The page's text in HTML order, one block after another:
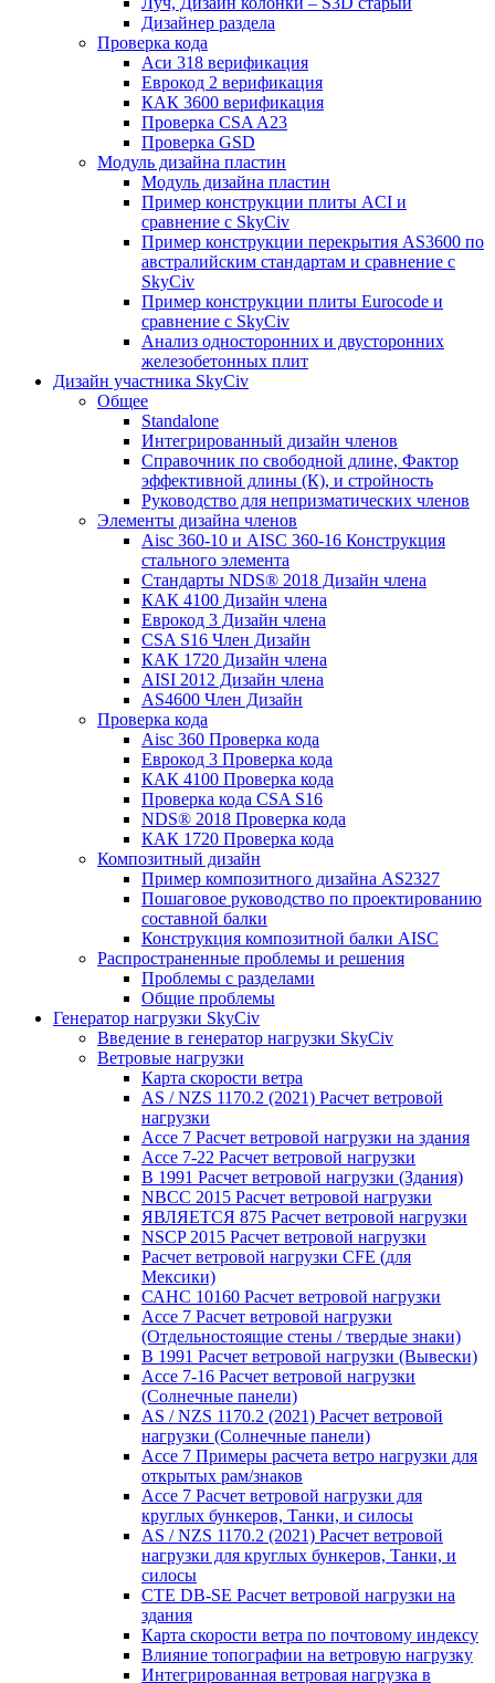
Дизайнер раздела
Проверка кода
Аси 318 верификация
Еврокод 2 верификация
КАК 3600 верификация
Проверка CSA A23
Проверка GSD
Модуль дизайна пластин
Модуль дизайна пластин
Пример конструкции плиты ACI и
сравнение с SkyCiv
Пример конструкции перекрытия AS3600 по
австралийским стандартам и сравнение с
SkyCiv
Пример конструкции плиты Eurocode и
сравнение с SkyCiv
Анализ односторонних и двусторонних
железобетонных плит
Дизайн участника SkyCiv
Общее
Standalone
Интегрированный дизайн членов
Справочник по свободной длине, Фактор
эффективной длины (К), и стройность
Руководство для непризматических членов
Элементы дизайна членов
Aisc 360-10 и AISC 360-16 Конструкция
стального элемента
Стандарты NDS® 2018 Дизайн члена
КАК 4100 Дизайн члена
Еврокод 3 Дизайн члена
CSA S16 Член Дизайн
КАК 1720 Дизайн члена
AISI 2012 Дизайн члена
AS4600 Член Дизайн
Проверка кода
Aisc 360 Проверка кода
Еврокод 3 Проверка кода
КАК 4100 Проверка кода
Проверка кода CSA S16
NDS® 2018 Проверка кода
КАК 1720 Проверка кода
Композитный дизайн
Пример композитного дизайна AS2327
Пошаговое руководство по проектированию
составной балки
Конструкция композитной балки AISC
Распространенные проблемы и решения
Проблемы с разделами
Общие проблемы
Генератор нагрузки SkyCiv
Введение в генератор нагрузки SkyCiv
Ветровые нагрузки
Карта скорости ветра
AS / NZS 1170.2 (2021) Расчет ветровой
нагрузки
Ассе 7 Расчет ветровой нагрузки на здания
Ассе 7-22 Расчет ветровой нагрузки
В 1991 Расчет ветровой нагрузки (Здания)
NBCC 2015 Расчет ветровой нагрузки
ЯВЛЯЕТСЯ 875 Расчет ветровой нагрузки
NSCP 2015 Расчет ветровой нагрузки
Расчет ветровой нагрузки CFE (для
Мексики)
САНС 10160 Расчет ветровой нагрузки
Ассе 7 Расчет ветровой нагрузки
(Отдельностоящие стены / твердые знаки)
В 1991 Расчет ветровой нагрузки (Вывески)
Ассе 7-16 Расчет ветровой нагрузки
(Солнечные панели)
AS / NZS 1170.2 (2021) Расчет ветровой
нагрузки (Солнечные панели)
Ассе 7 Примеры расчета ветро нагрузки для
открытых рам/знаков
Ассе 7 Расчет ветровой нагрузки для
круглых бункеров, Танки, и силосы
AS / NZS 1170.2 (2021) Расчет ветровой
нагрузки для круглых бункеров, Танки, и
силосы
CTE DB-SE Расчет ветровой нагрузки на
здания
Карта скорости ветра по почтовому индексу
Влияние топографии на ветровую нагрузку
Интегрированная ветровая нагрузка в